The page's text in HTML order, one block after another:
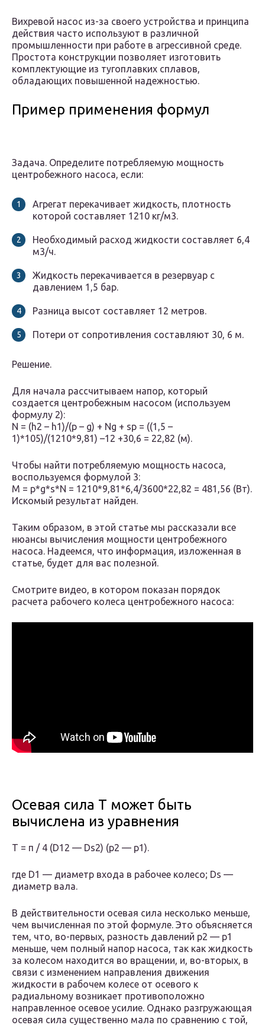
Вихревой насос из-за своего устройства и принципа
действия часто используют в различной
промышленности при работе в агрессивной среде.
Простота конструкции позволяет изготовить
комплектующие из тугоплавких сплавов,
обладающих повышенной надежностью.
Пример применения формул
Задача. Определите потребляемую мощность
центробежного насоса, если:
Агрегат перекачивает жидкость, плотность
которой составляет 1210 кг/м3.
Необходимый расход жидкости составляет 6,4
м3/ч.
Жидкость перекачивается в резервуар с
давлением 1,5 бар.
Разница высот составляет 12 метров.
Потери от сопротивления составляют 30, 6 м.
Решение.
Для начала рассчитываем напор, который
создается центробежным насосом (используем
формулу 2):
N = (h2 – h1)/(p – g) + Ng + sp = ((1,5 –
1)*105)/(1210*9,81) –12 +30,6 = 22,82 (м).
Чтобы найти потребляемую мощность насоса,
воспользуемся формулой 3:
M = p*g*s*N = 1210*9,81*6,4/3600*22,82 = 481,56 (Вт).
Искомый результат найден.
Таким образом, в этой статье мы рассказали все
нюансы вычисления мощности центробежного
насоса. Надеемся, что информация, изложенная в
статье, будет для вас полезной.
Смотрите видео, в котором показан порядок
расчета рабочего колеса центробежного насоса:
Осевая сила Т может быть
вычислена из уравнения
T = π / 4 (D12 — Ds2) (p2 — p1).
где D1 — диаметр входа в рабочее колесо; Ds —
диаметр вала.
В действительности осевая сила несколько меньше,
чем вычисленная по этой формуле. Это объясняется
тем, что, во-первых, разность давлений p2 — p1
меньше, чем полный напор насоса, так как жидкость
за колесом находится во вращении, и, во-вторых, в
связи с изменением направления движения
жидкости в рабочем колесе от осевого к
радиальному возникает противоположно
направленное осевое усилие. Однако разгружающая
осевая сила существенно мала по сравнению с той,